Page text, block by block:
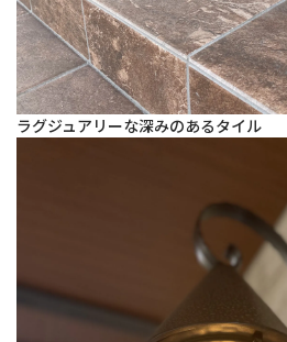
ラグジュアリーな深みのあるタイル